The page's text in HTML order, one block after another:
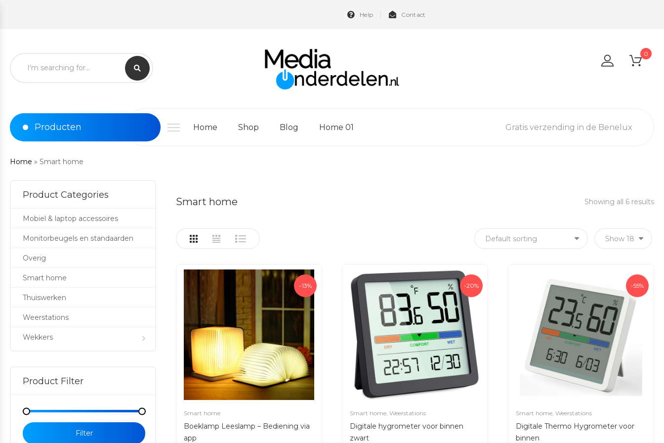
Help Contact
0
Producten Home Shop Blog Gratis verzending in de Benelux
Home 01
Home » Smart home
Smart home Showing all 6 results
-13%
Smart home
Boeklamp Leeslamp – Bediening via
app
-20%
Smart home, Weerstations
Digitale hygrometer voor binnen
zwart
-55%
Smart home, Weerstations
Digitale Thermo Hygrometer voor
binnen
Product Categories
Mobiel & laptop accessoires
Monitorbeugels en standaarden
Overig
Smart home
Thuiswerken
Weerstations
Wekkers
Product Filter
Min
price
Max
price
Filter